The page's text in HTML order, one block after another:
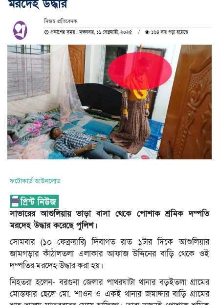
মরদেহ উদ্ধার
নিজস্ব প্রতিবেদক
প্রকাশের সময় : মঙ্গলবার, ১১ ফেব্রুয়ারী, ২০২৫ ১৬৪ বার পড়া হয়েছে
ফটোকার্ড ডাউনলোড
সাভারের আশুলিয়ায় ভাড়া বাসা থেকে পোশাক শ্রমিক দম্পতি
মরদেহ উদ্ধার করেছে পুলিশ।
সোমবার (১০ ফেব্রুয়ারি) দিবাগত রাত ১টার দিকে আশুলিয়ার
জামগড়ার কাঁঠালতলা এলাকার আফাজ উদ্দিনের বাড়ি থেকে ওই
দম্পতির মরদেহ উদ্ধার করা হয়।
নিহতরা হলেন- বরগুনা জেলার পাথরঘাটা থানার বড়ইতলা গ্রামের
মোস্তফার ছেলে মো. শাওন ও একই থানার জমাদ্দার বাড়ি গ্রামের